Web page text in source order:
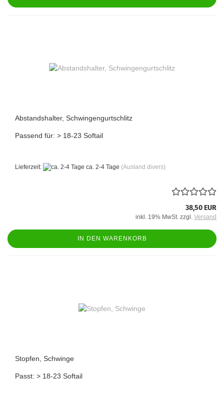
Abstandshalter, Schwingengurtschlitz
Passend für: > 18-23 Softail
Lieferzeit: ca. 2-4 Tage (Ausland divers)
38,50 EUR
inkl. 19% MwSt. zzgl. Versand
IN DEN WARENKORB
Stopfen, Schwinge
Passt: > 18-23 Softail